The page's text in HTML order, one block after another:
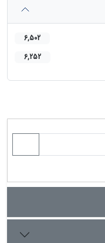
6,502
6,252